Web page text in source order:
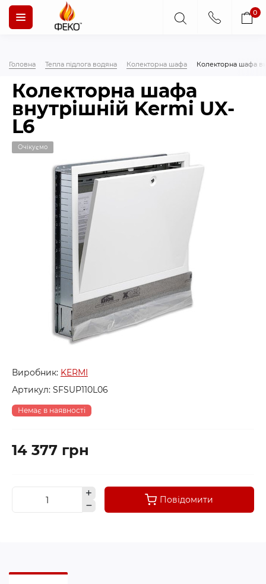
0
Головна Тепла підлога водяна Колекторна шафа Колекторна шафа
Колекторна шафа
внутрішній Kermi UX-
L6
Очікуємо
Виробник: KERMI
Артикул: SFSUP110L06
Немає в наявності
14 377 грн
Повідомити